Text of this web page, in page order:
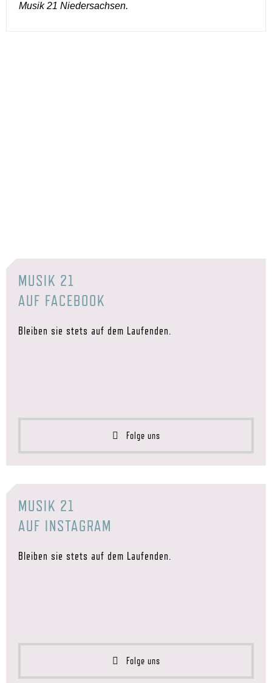
Musik 21 Niedersachsen.
MUSIK 21
AUF FACEBOOK
Bleiben sie stets auf dem Laufenden.
Folge uns
MUSIK 21
AUF INSTAGRAM
Bleiben sie stets auf dem Laufenden.
Folge uns